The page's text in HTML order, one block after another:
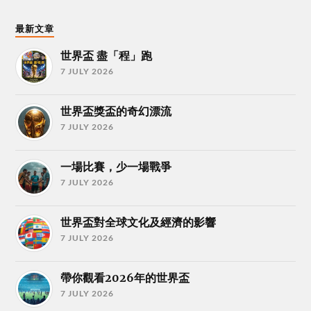
最新文章
世界盃 盡「程」跑
7 JULY 2026
世界盃獎盃的奇幻漂流
7 JULY 2026
一場比賽，少一場戰爭
7 JULY 2026
世界盃對全球文化及經濟的影響
7 JULY 2026
帶你觀看2026年的世界盃
7 JULY 2026